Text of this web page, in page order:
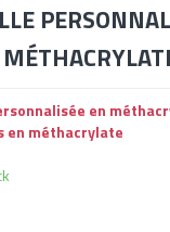
en
en méthacrylate